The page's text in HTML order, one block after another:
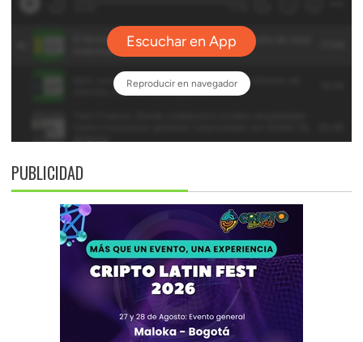
PUBLICIDAD